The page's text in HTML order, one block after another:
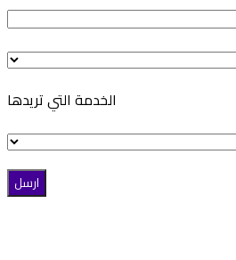
الخدمة التي تريدها